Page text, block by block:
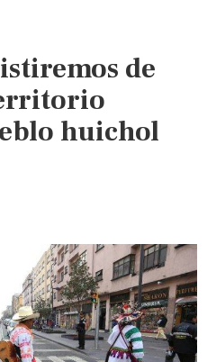
humano
agua
(Excelsior)
de
huichol